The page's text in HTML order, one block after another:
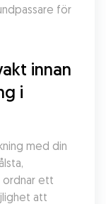
för
innan
i
med din
ordnar ett
att